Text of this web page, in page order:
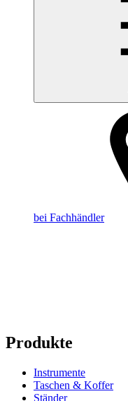
bei Fachhändler
Produkte
Instrumente
Taschen & Koffer
Ständer